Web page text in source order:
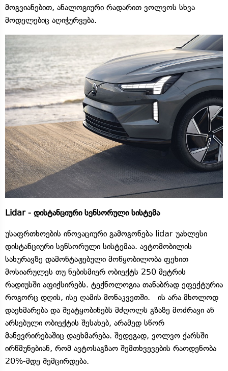
მოგვიანებით, ანალოგიური რადარით ვოლვოს სხვა
მოდელებიც აღიჭურვება.
Lidar - დისტანციური სენსორული სისტემა
უსაფრთხოების ინოვაციური გამოგონება lidar უახლესი
დისტანციური სენსორული სისტემაა. ავტომობილის
სახურავზე დამონტაჟებული მოწყობილობა ფეხით
მოსიარულეს თუ ნებისმიერ ობიექტს 250 მეტრის
რადიუსში აფიქსირებს. ტექნოლოგია თანაბრად ეფექტურია
როგორც დღის, ისე ღამის მონაკვეთში. ის არა მხოლოდ
დაეხმარება და შეატყობინებს მძღოლს გზაზე მოძრავი ან
არსებული ობიექტის შესახებ, არამედ სწორ
მანევრირებაშიც დაეხმარება. შედეგად, ვოლვო ქარსში
ირწმუნებიან, რომ ავტოსაგზაო შემთხვევების რაოდენობა
20%-მდე შემცირდება.